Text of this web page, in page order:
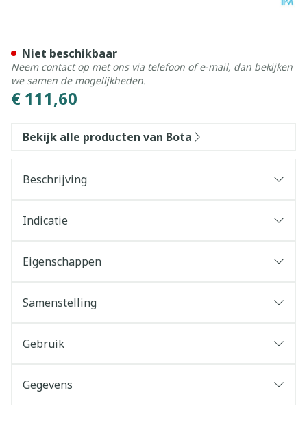
€ 111,60
Niet beschikbaar
Neem contact op met ons via telefoon of e-mail, dan bekijken
we samen de mogelijkheden.
Bekijk alle producten van Bota
Beschrijving
Indicatie
Eigenschappen
Samenstelling
Gebruik
Gegevens